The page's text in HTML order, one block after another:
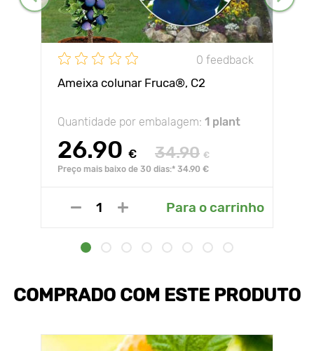
0 feedback
Ameixa colunar Fruca®, C2
Quantidade por embalagem: 1 plant
26.90 € 34.90 €
Preço mais baixo de 30 dias:* 34.90 €
Para o carrinho
COMPRADO COM ESTE PRODUTO